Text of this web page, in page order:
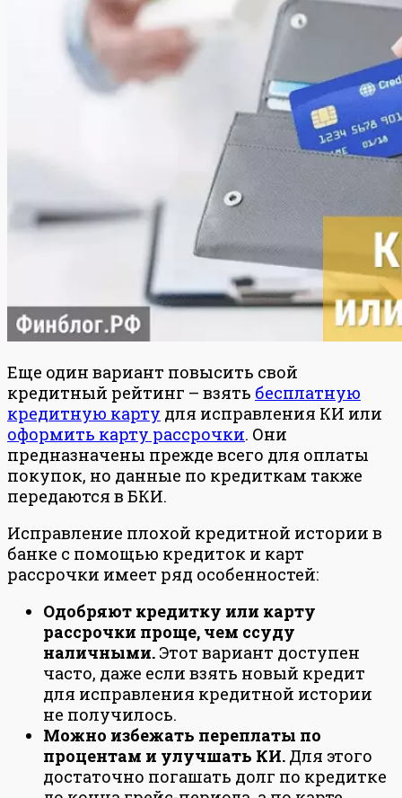
Еще один вариант повысить свой
кредитный рейтинг – взять бесплатную
кредитную карту для исправления КИ или
оформить карту рассрочки. Они
предназначены прежде всего для оплаты
покупок, но данные по кредиткам также
передаются в БКИ.
Исправление плохой кредитной истории в
банке с помощью кредиток и карт
рассрочки имеет ряд особенностей:
Одобряют кредитку или карту
рассрочки проще, чем ссуду
наличными. Этот вариант доступен
часто, даже если взять новый кредит
для исправления кредитной истории
не получилось.
Можно избежать переплаты по
процентам и улучшать КИ. Для этого
достаточно погашать долг по кредитке